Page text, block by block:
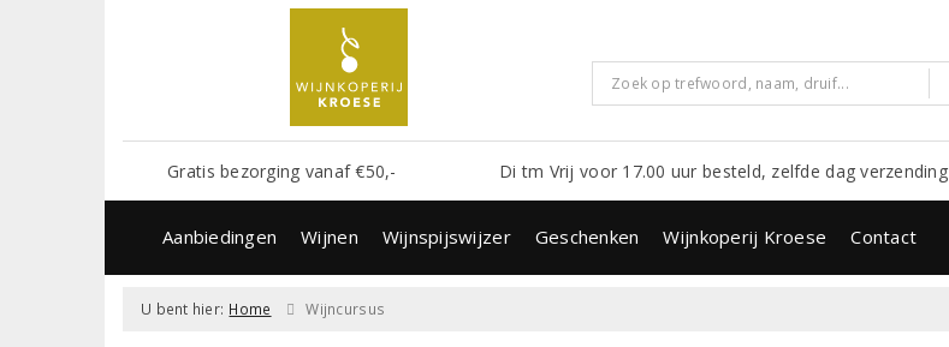
Gratis bezorging vanaf €50,- Di tm Vrij voor 17.00 uur besteld, zelfde dag verzending
Aanbiedingen Wijnen Wijnspijswijzer Geschenken Wijnkoperij Kroese Contact
U bent hier: Home Wijncursus